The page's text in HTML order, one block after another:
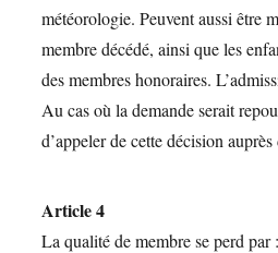
météorologie. Peuvent aussi être
membre décédé, ainsi que les
des membres honoraires.
Au cas où la demande serait
d’appeler de cette décision
Article 4
La qualité de membre se perd par :